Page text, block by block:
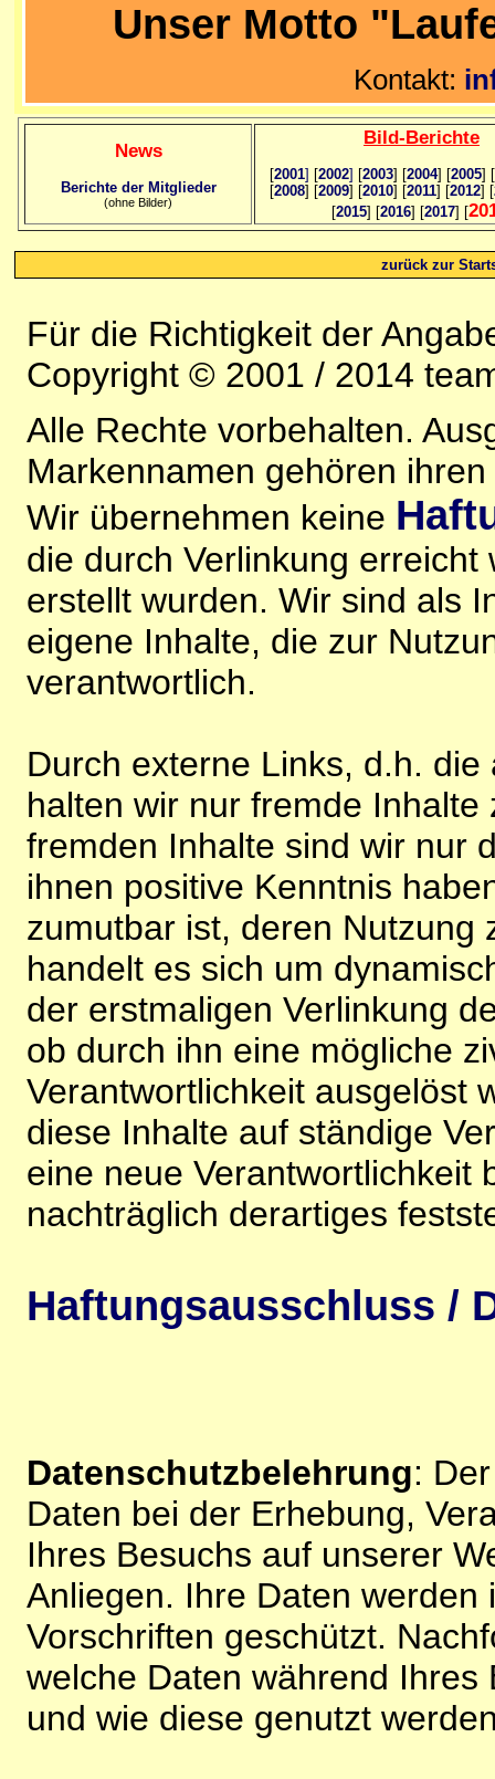
Unser Motto
Kontakt:
News
Berichte der Mitglieder
(ohne Bilder)
Bild-Berichte
[2001] [2002] [2003] [2004] [2005] [
[2008] [2009] [2010] [2011] [2012] [
[2015] [2016] [2017] [
zurück zur
Für die Richtigkeit der
Copyright © 2001 / 2014
Alle Rechte vorbehalten.
Markennamen gehören
Wir übernehmen keine
die durch Verlinkung
erstellt wurden. Wir sind als
eigene Inhalte, die zur
verantwortlich.
Durch externe Links, d.h.
halten wir nur fremde
fremden Inhalte sind wir nur
ihnen positive Kenntnis
zumutbar ist, deren Nutzung
handelt es sich um
der erstmaligen Verlinkung
ob durch ihn eine mögliche
Verantwortlichkeit ausgelöst
diese Inhalte auf ständige
eine neue Verantwortlichkeit
nachträglich derartiges
Haftungsausschluss /
Datenschutzbelehrung:
Daten bei der Erhebung,
Ihres Besuchs auf unserer
Anliegen. Ihre Daten
Vorschriften geschützt.
welche Daten während
und wie diese genutzt